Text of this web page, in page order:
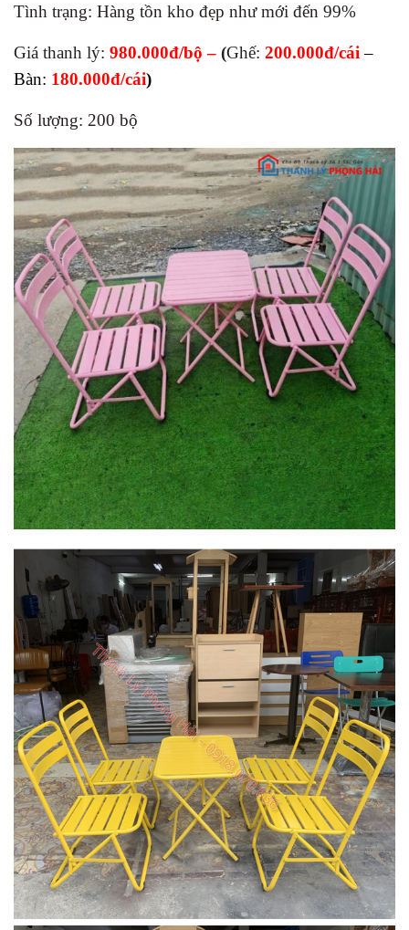
Tình trạng: Hàng tồn kho đẹp như mới đến 99%
Giá thanh lý: 980.000đ/bộ – (Ghế: 200.000đ/cái–
Bàn: 180.000đ/cái)
Số lượng: 200 bộ